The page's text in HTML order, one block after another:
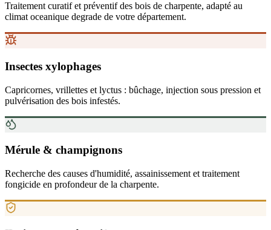
Traitement curatif et préventif des bois de charpente, adapté au
climat oceanique degrade de votre département.
Insectes xylophages
Capricornes, vrillettes et lyctus : bûchage, injection sous pression et
pulvérisation des bois infestés.
Mérule & champignons
Recherche des causes d'humidité, assainissement et traitement
fongicide en profondeur de la charpente.